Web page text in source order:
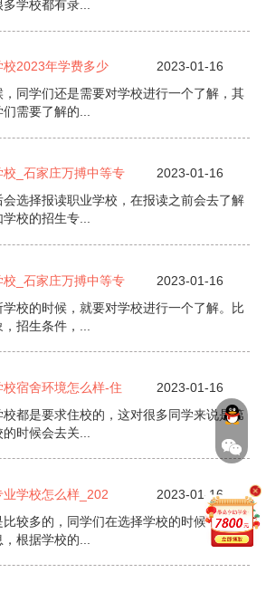
学校都有录...
2023年学费多少
2023-01-16
学们还是需要对学校进行一个了解，其
需要了解的...
_石家庄万搏中等专
2023-01-16
择报读职业学校，在报读之前会去了解
校的招生专...
_石家庄万搏中等专
2023-01-16
的时候，就要对学校进行一个了解。比
招生条件，...
宿舍环境怎么样-住
2023-01-16
是要求住校的，这对很多同学来说是第
时候会去关...
学校怎么样_202
2023-01-16
多的，同学们在选择学校的时候会提前
根据学校的...